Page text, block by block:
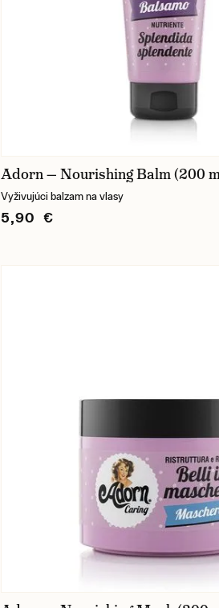
Adorn — Nourishing Balm (200
Vyživujúci balzam na vlasy
5,90 €